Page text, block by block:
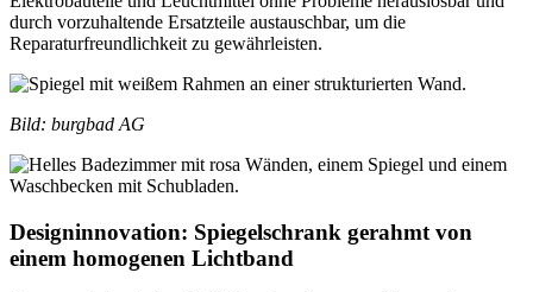
durch vorzuhaltende Ersatzteile austauschbar, um die
Reparaturfreundlichkeit zu gewährleisten.
Bild: burgbad AG
Designinnovation: Spiegelschrank gerahmt von
einem homogenen Lichtband